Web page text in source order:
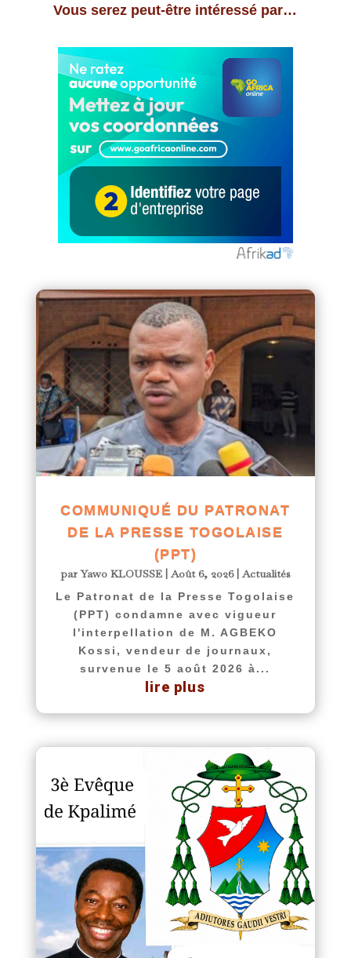
Vous serez peut-être intéressé par…
COMMUNIQUÉ DU PATRONAT
DE LA PRESSE TOGOLAISE
(PPT)
parYawo KLOUSSE|Août 6, 2026|Actualités
Le Patronat de la Presse Togolaise
(PPT) condamne avec vigueur
l'interpellation de M. AGBEKO
Kossi, vendeur de journaux,
survenue le 5 août 2026 à...
lire plus